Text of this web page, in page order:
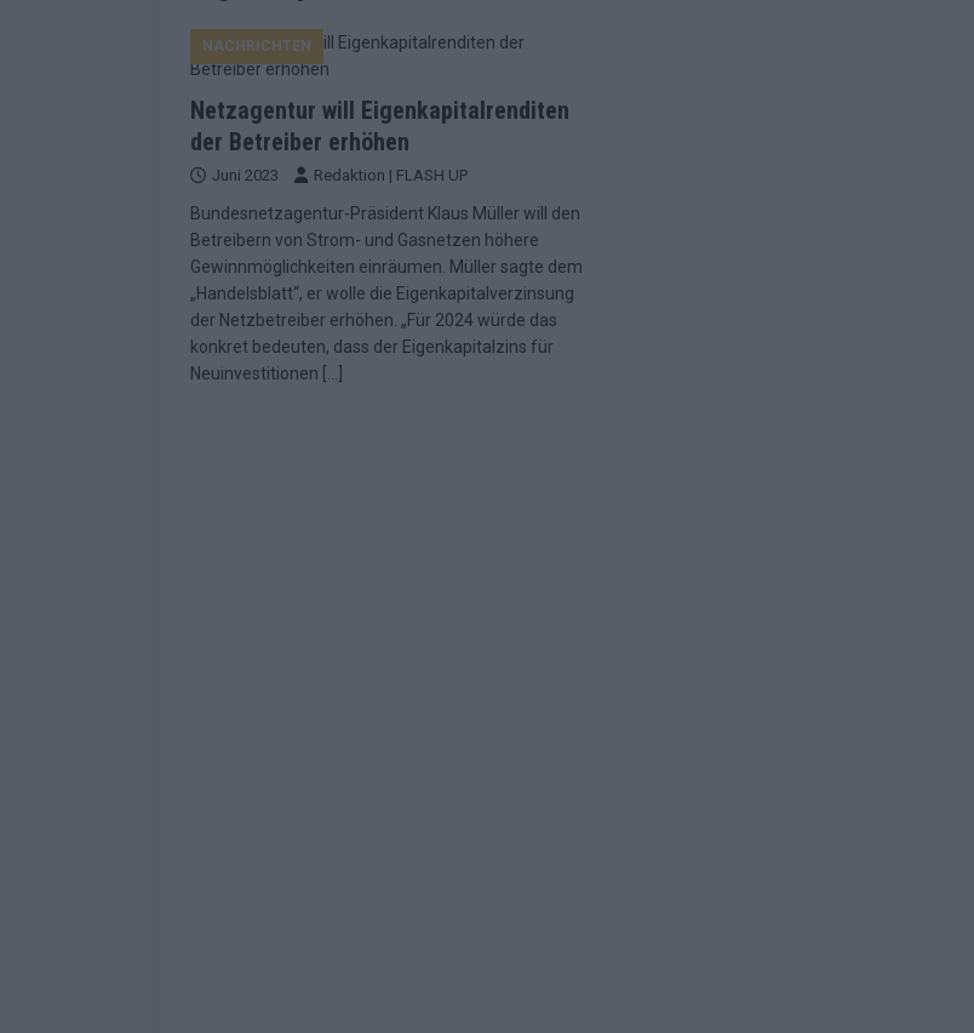
[ Mai 2026 ] ESC-Finale morgen: Finnland Favorit, Australien aufgestiegen – alle 25 Acts im Kurzcheck
[ Mai 2026 ] „Douze Points“ – wie eine Zahl zur Ikone wurde: 70 Jahre ESC-Wertungsgeschichte!
EUROVISION
[ Mai 2026 ] Das ESC-Finale ist komplett – 26 Länder wollen den Sieg in Wien
[ Mai 2026 ] JJ hat den Abend gerettet – der Rest des ESC-Halbfinales war solide, aber kein Feuerwerk
KOMMENTAR
[ Mai 2026 ] ESC-Halbfinale 2: Das sagen die Wettquoten – vier sicher, sechs zittern, einer chancenlos!
EXTRA
NACHRICHTEN
Netzagentur will Eigenkapitalrenditen
der Betreiber erhöhen
Juni 2023 Redaktion | FLASH UP
Bundesnetzagentur-Präsident Klaus Müller will den
Betreibern von Strom- und Gasnetzen höhere
Gewinnmöglichkeiten einräumen. Müller sagte dem
„Handelsblatt“, er wolle die Eigenkapitalverzinsung
der Netzbetreiber erhöhen. „Für 2024 würde das
konkret bedeuten, dass der Eigenkapitalzins für
Neuinvestitionen